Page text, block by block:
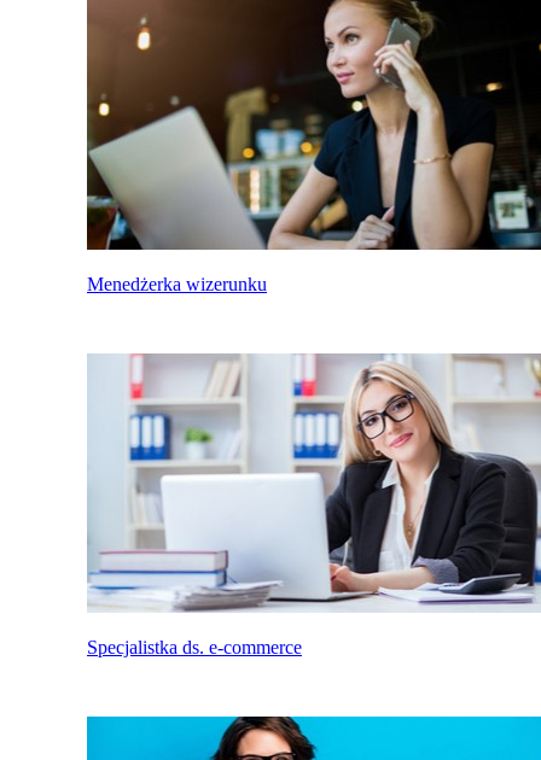
Menedżerka wizerunku
Specjalistka ds. e-commerce